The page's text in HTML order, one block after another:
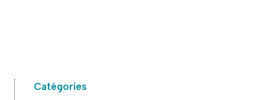
Catégories